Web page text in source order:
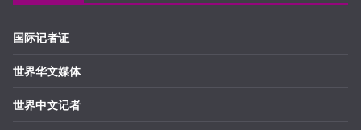
国际记者证
世界华文媒体
世界中文记者